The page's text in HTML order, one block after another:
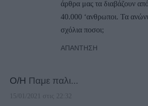
άρθρα μας τα διαβάζουν
40.000 ‘ανθρωποι. Τα
σχόλια ποσοι;
ΑΠΆΝΤΗΣΗ
Ο/Η Παμε παλι...
15/01/2021 στις 22:32